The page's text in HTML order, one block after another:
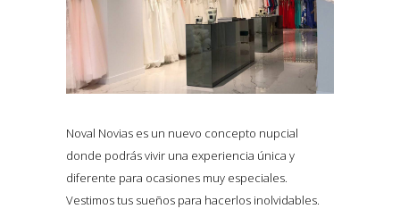
Noval Novias es un nuevo concepto nupcial
donde podrás vivir una experiencia única y
diferente para ocasiones muy especiales.
Vestimos tus sueños para hacerlos inolvidables.